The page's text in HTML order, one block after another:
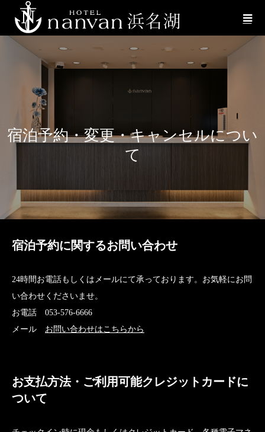
宿泊予約・変更・キャンセルについ
て
宿泊予約に関するお問い合わせ
24時間お電話もしくはメールにて承っております。お気軽にお問
い合わせくださいませ。
お電話 053-576-6666
メール お問い合わせはこちらから
お支払方法・ご利用可能クレジットカードに
ついて